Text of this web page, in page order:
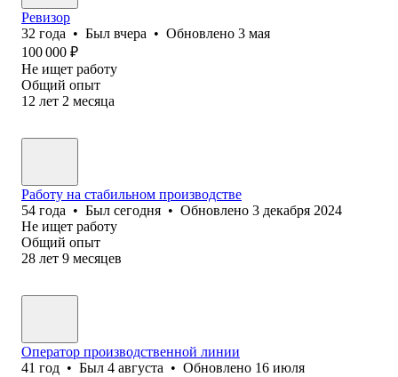
Ревизор
32 года • Был вчера • Обновлено 3 мая
100 000 ₽
Не ищет работу
Общий опыт
12 лет 2 месяца
Работу на стабильном производстве
54 года • Был сегодня • Обновлено 3 декабря 2024
Не ищет работу
Общий опыт
28 лет 9 месяцев
Оператор производственной линии
41 год • Был 4 августа • Обновлено 16 июля